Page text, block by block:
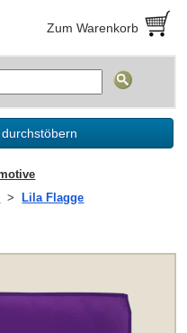
Zum Warenkorb
Lila Flagge